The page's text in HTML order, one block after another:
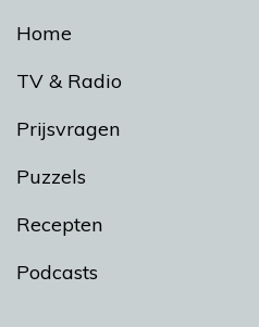
Home
TV & Radio
Prijsvragen
Puzzels
Recepten
Podcasts